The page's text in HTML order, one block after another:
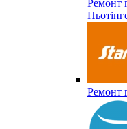
Ремонт
Ремонт